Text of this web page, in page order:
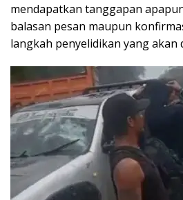
mendapatkan tanggapan
balasan pesan maupun
langkah penyelidikan yang akan